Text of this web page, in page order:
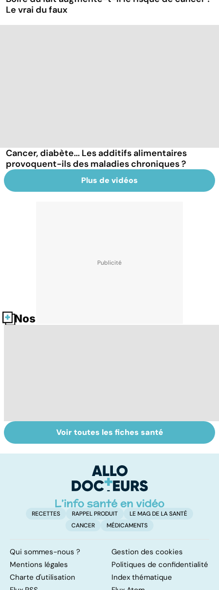
Le vrai du faux
Cancer, diabète... Les additifs alimentaires
provoquent-ils des maladies chroniques ?
Plus de vidéos
Nos fiches santé
HPV : tout savoir
sur les
Gynéco : un suivi
pour la vie
Voir toutes les fiches santé
RECETTES RAPPEL PRODUIT
LE MAG DE LA SANTÉ
CANCER
MÉDICAMENTS
Qui sommes-nous ?
Gestion des cookies
Mentions légales
Politiques de confidentialité
Charte d'utilisation
Index thématique